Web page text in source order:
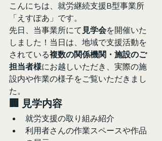
こんにちは、就労継続支援B型事業所
「えすぽあ」です。
先日、当事業所にて 見学会を開催いた
しました！当日は、地域で支援活動を
されている複数の関係機関・施設のご
担当者様にお越しいただき、実際の施
設内や作業の様子をご覧いただきまし
た。
🏢 見学内容
就労支援の取り組み紹介
利用者さんの作業スペースや作品